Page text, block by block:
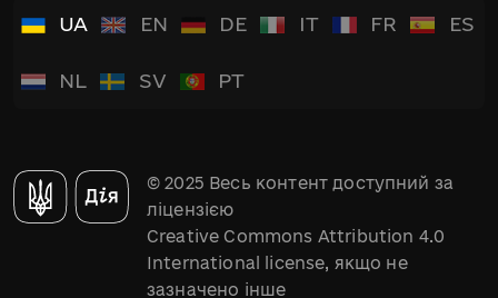
UA EN DE IT FR ES
NL SV PT
© 2025 Весь контент доступний за
ліцензією
Creative Commons Attribution 4.0
International license, якщо не
зазначено інше